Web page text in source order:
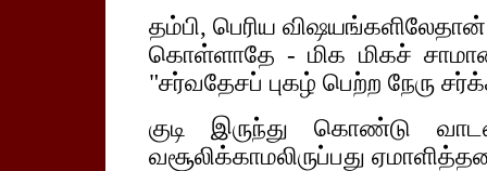
தம்பி, பெரிய
கொள்ளாதே - மிக மிகச்
"சர்வதேசப் புகழ் பெற்ற நேரு
குடி இருந்து கொண்டு
வசூலிக்காமலிருப்பது